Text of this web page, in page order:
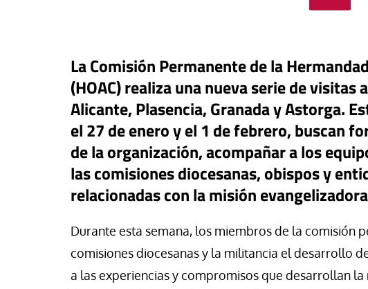
La Comisión Permanente de la
(HOAC) realiza una nueva serie de visitas
Alicante, Plasencia, Granada y Astorga.
el 27 de enero y el 1 de febrero, buscan
de la organización, acompañar a los
las comisiones diocesanas, obispos y
relacionadas con la misión
Durante esta semana, los miembros de la comisión
comisiones diocesanas y la militancia el desarrollo
a las experiencias y compromisos que desarrollan
de Migraciones pide una
menores que permanecen
Luis Palacios
#EstáPasando
León XIV visitará Uruguay,
Argentina y Perú a principios
noviembre
Jose Luis Palacios